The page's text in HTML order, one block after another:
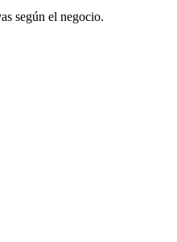
según el negocio.